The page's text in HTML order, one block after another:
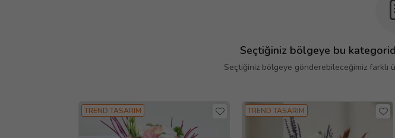
Seçtiğiniz bölgeye bu
Seçtiğiniz bölgeye gönderebileceğimiz farklı
TREND TASARIM TREND TASARIM